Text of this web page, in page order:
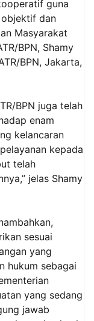
guna
objektif dan
Masyarakat
BPN, Shamy
BPN, Jakarta,
BPN juga telah
enam
kelancaran
kepada
telah
jelas Shamy
sesuai
yang
hukum sebagai
yang sedang
jawab